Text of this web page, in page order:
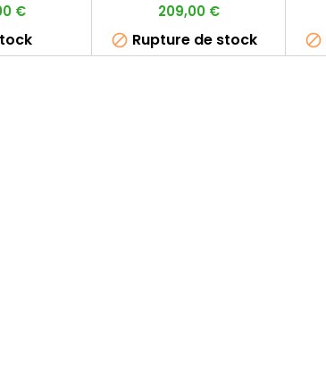
€ Prix
209,00 €
 Rupture de stock 